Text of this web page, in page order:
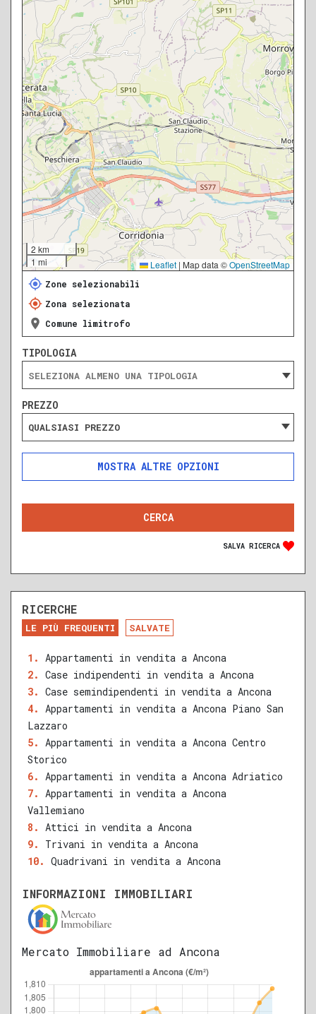
2 km
1 mi
Leaflet | Map data ©OpenStreetMap
Zone selezionabili
Zona selezionata
Comune limitrofo
TIPOLOGIA
PREZZO
QUALSIASI PREZZO
ALTRE OPZIONI
SOLO ANNUNCI IN ASTA
DA RISTRUTTURARE
NUOVA COSTRUZIONE
RECENTE
RISTRUTTURATO
QUALSIASI SUPERFICIE
B C D E F
SALVA RICERCA
RICERCHE
LE PIÙ FREQUENTI SALVATE
Appartamenti in vendita a Ancona
Case indipendenti in vendita a Ancona
Case semindipendenti in vendita a Ancona
Appartamenti in vendita a Ancona Piano San
Lazzaro
Appartamenti in vendita a Ancona Centro
Storico
Appartamenti in vendita a Ancona Adriatico
Appartamenti in vendita a Ancona
Vallemiano
Attici in vendita a Ancona
Trivani in vendita a Ancona
Quadrivani in vendita a Ancona
INFORMAZIONI IMMOBILIARI
Mercato Immobiliare ad Ancona